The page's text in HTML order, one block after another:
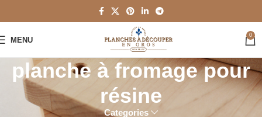
MENU
0
planche à fromage pour
résine
Categories